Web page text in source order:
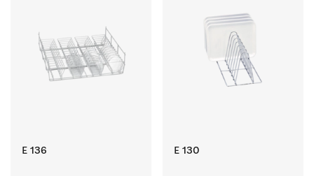
E 136 E 130